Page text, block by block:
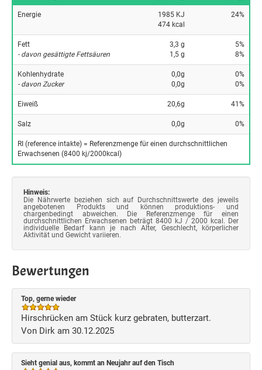
Energie
1985 KJ
474 kcal
24%
Fett
- davon gesättigte Fettsäuren
3,3 g
1,5 g
5%
8%
Kohlenhydrate
- davon Zucker
0,0g
0,0g
0%
0%
Eiweiß 20,6g 41%
Salz 0,0g 0%
RI (reference intakte) = Referenzmenge für einen durchschnittlichen
Erwachsenen (8400 kj/2000kcal)
Hinweis:
Die Nährwerte beziehen sich auf Durchschnittswerte des jeweils
angebotenen Produkts und können produktions- und
chargenbedingt abweichen. Die Referenzmenge für einen
durchschnittlichen Erwachsenen beträgt 8400 kJ / 2000 kcal. Der
individuelle Bedarf kann je nach Alter, Geschlecht, körperlicher
Aktivität und Gewicht variieren.
Bewertungen
Top, gerne wieder
Hirschrücken am Stück kurz gebraten, butterzart.
Von Dirk am 30.12.2025
Sieht genial aus, kommt an Neujahr auf den Tisch